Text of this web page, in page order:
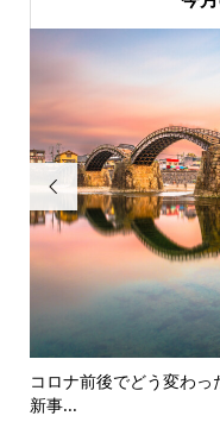

コロナ前後でどう変わ
新事...